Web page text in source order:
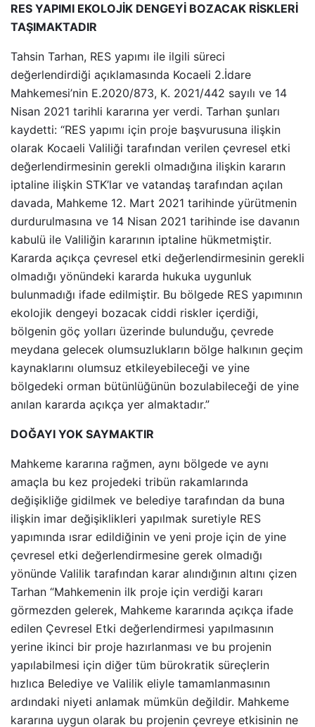
RES YAPIMI EKOLOJİK DENGEYİ BOZACAK RİSKLERİ
TAŞIMAKTADIR
Tahsin Tarhan, RES yapımı ile ilgili süreci
değerlendirdiği açıklamasında Kocaeli 2.İdare
Mahkemesi’nin E.2020/873, K. 2021/442 sayılı ve 14
Nisan 2021 tarihli kararına yer verdi. Tarhan şunları
kaydetti: “RES yapımı için proje başvurusuna ilişkin
olarak Kocaeli Valiliği tarafından verilen çevresel etki
değerlendirmesinin gerekli olmadığına ilişkin kararın
iptaline ilişkin STK’lar ve vatandaş tarafından açılan
davada, Mahkeme 12. Mart 2021 tarihinde yürütmenin
durdurulmasına ve 14 Nisan 2021 tarihinde ise davanın
kabulü ile Valiliğin kararının iptaline hükmetmiştir.
Kararda açıkça çevresel etki değerlendirmesinin gerekli
olmadığı yönündeki kararda hukuka uygunluk
bulunmadığı ifade edilmiştir. Bu bölgede RES yapımının
ekolojik dengeyi bozacak ciddi riskler içerdiği,
bölgenin göç yolları üzerinde bulunduğu, çevrede
meydana gelecek olumsuzlukların bölge halkının geçim
kaynaklarını olumsuz etkileyebileceği ve yine
bölgedeki orman bütünlüğünün bozulabileceği de yine
anılan kararda açıkça yer almaktadır.”
DOĞAYI YOK SAYMAKTIR
Mahkeme kararına rağmen, aynı bölgede ve aynı
amaçla bu kez projedeki tribün rakamlarında
değişikliğe gidilmek ve belediye tarafından da buna
ilişkin imar değişiklikleri yapılmak suretiyle RES
yapımında ısrar edildiğinin ve yeni proje için de yine
çevresel etki değerlendirmesine gerek olmadığı
yönünde Valilik tarafından karar alındığının altını çizen
Tarhan “Mahkemenin ilk proje için verdiği kararı
görmezden gelerek, Mahkeme kararında açıkça ifade
edilen Çevresel Etki değerlendirmesi yapılmasının
yerine ikinci bir proje hazırlanması ve bu projenin
yapılabilmesi için diğer tüm bürokratik süreçlerin
hızlıca Belediye ve Valilik eliyle tamamlanmasının
ardındaki niyeti anlamak mümkün değildir. Mahkeme
kararına uygun olarak bu projenin çevreye etkisinin ne